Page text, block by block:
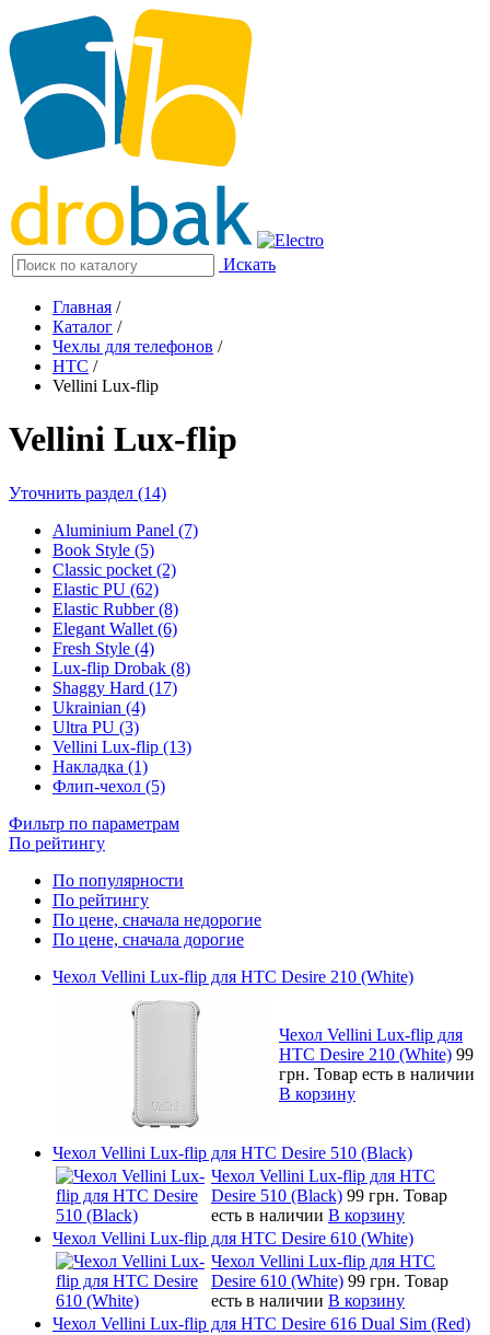
Искать
Главная /
Каталог /
Чехлы для телефонов /
HTC /
Vellini Lux-flip
Vellini Lux-flip
Уточнить раздел (14)
Aluminium Panel (7)
Book Style (5)
Classic pocket (2)
Elastic PU (62)
Elastic Rubber (8)
Elegant Wallet (6)
Fresh Style (4)
Lux-flip Drobak (8)
Shaggy Hard (17)
Ukrainian (4)
Ultra PU (3)
Vellini Lux-flip (13)
Накладка (1)
Флип-чехол (5)
Фильтр по параметрам
По рейтингу
По популярности
По рейтингу
По цене, сначала недорогие
По цене, сначала дорогие
Чехол Vellini Lux-flip для HTC Desire 210 (White)
Чехол Vellini Lux-flip для
HTC Desire 210 (White) 99
грн. Товар есть в наличии
В корзину
Чехол Vellini Lux-flip для HTC Desire 510 (Black)
Чехол Vellini Lux-flip для HTC
Desire 510 (Black) 99 грн. Товар
есть в наличии В корзину
Чехол Vellini Lux-flip для HTC Desire 610 (White)
Чехол Vellini Lux-flip для HTC
Desire 610 (White) 99 грн. Товар
есть в наличии В корзину
Чехол Vellini Lux-flip для HTC Desire 616 Dual Sim (Red)